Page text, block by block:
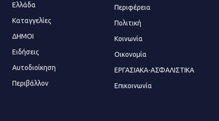
«Φρένο» στα ηλεκτρικά πατίνια:
Τέλος η οδήγησή τους από
Ελλάδα
Καταγγελίες
ΔΗΜΟΙ
Ειδήσεις
Αυτοδιοίκηση
Περιβάλλον
Περιφέρεια
Πολιτική
Κοινωνία
Οικονομία
ΕΡΓΑΣΙΑΚΑ-ΑΣΦΑΛΙΣΤΙΚΑ
Επικοινωνία